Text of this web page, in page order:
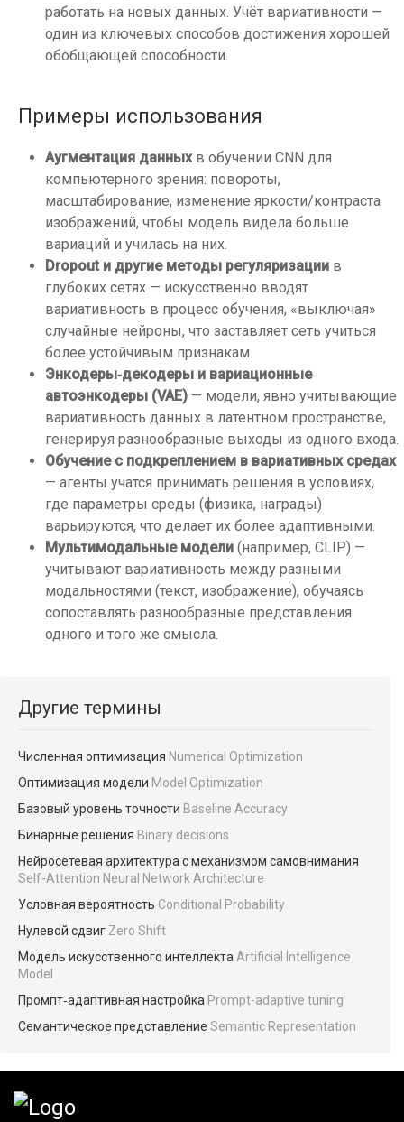
работать на новых данных. Учёт вариативности —
один из ключевых способов достижения хорошей
обобщающей способности.
Примеры использования
Аугментация данныхв обучении CNN для
компьютерного зрения: повороты,
масштабирование, изменение яркости/контраста
изображений, чтобы модель видела больше
вариаций и училась на них.
Dropout и другие методы регуляризации в
глубоких сетях — искусственно вводят
вариативность в процесс обучения, «выключая»
случайные нейроны, что заставляет сеть учиться
более устойчивым признакам.
Энкодеры‑декодеры и вариационные
автоэнкодеры (VAE) — модели, явно учитывающие
вариативность данных в латентном пространстве,
генерируя разнообразные выходы из одного входа.
Обучение с подкреплением в вариативных средах
— агенты учатся принимать решения в условиях,
где параметры среды (физика, награды)
варьируются, что делает их более адаптивными.
Мультимодальные модели (например, CLIP) —
учитывают вариативность между разными
модальностями (текст, изображение), обучаясь
сопоставлять разнообразные представления
одного и того же смысла.
Другие термины
Численная оптимизация Numerical Optimization
Оптимизация модели Model Optimization
Базовый уровень точности Baseline Accuracy
Бинарные решения Binary decisions
Нейросетевая архитектура с механизмом самовнимания
Self-Attention Neural Network Architecture
Условная вероятность Conditional Probability
Нулевой сдвиг Zero Shift
Модель искусственного интеллекта Artificial Intelligence
Model
Промпт‑адаптивная настройка Prompt-adaptive tuning
Семантическое представление Semantic Representation